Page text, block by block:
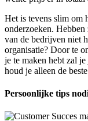
Het is tevens slim om
onderzoeken. Hebben
van de bedrijven niet
organisatie? Door te
je te maken hebt zal
houd je alleen de
Persoonlijke tips